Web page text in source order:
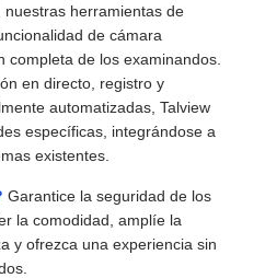
herramientas de
de cámara
completa de los examinandos.
en directo, registro y
automatizadas, Talview
específicas, integrándose a
existentes.
Garantice la seguridad de los
la comodidad, amplíe la
y ofrezca una experiencia sin